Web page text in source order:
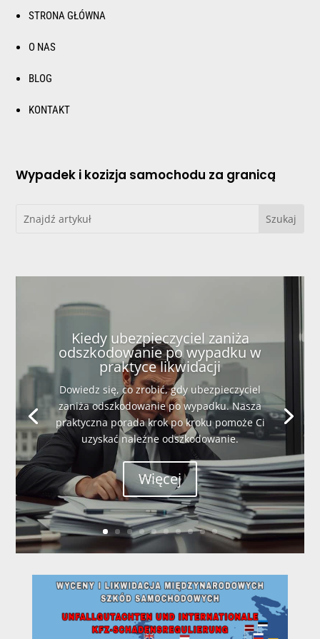
STRONA GŁÓWNA
O NAS
BLOG
KONTAKT
Wypadek i kozizja samochodu za granicą
Kiedy ubezpieczyciel zaniża
odszkodowanie po wypadku w
praktyce likwidacji
Dowiedz się, co zrobić, gdy ubezpieczyciel
zaniża odszkodowanie po wypadku. Nasza
praktyczna porada krok po kroku pomoże Ci
uzyskać należne odszkodowanie.
Więcej